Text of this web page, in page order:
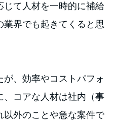
じて人材を一時的に補給
界でも起きてくると思
、効率やコストパフォ
、コアな人材は社内（事
以外のことや急な案件で